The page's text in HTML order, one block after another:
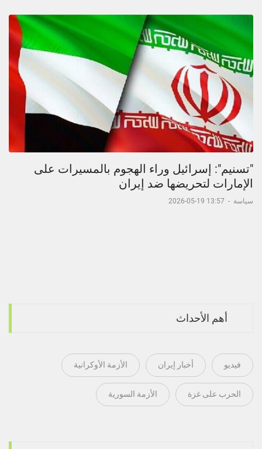
"تسنيم": إسرائيل وراء الهجوم بالمسيرات على
الإمارات لتحريضها ضد إيران
سياسة -
13:57 19-05-2026
أهم الأحداث
فيديو أخبار إيران الأزمة الأوكرانية
الحرب على غزة الأزمة السورية